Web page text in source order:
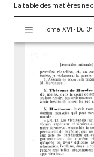
La table des matières ne
s
Tome XVI - Du